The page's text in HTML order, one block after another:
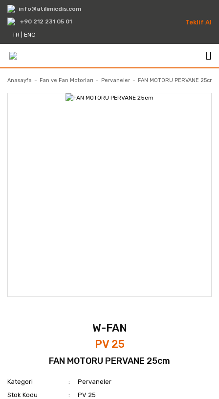
info@atilimicdis.com
+90 212 231 05 01
TR
ENG
Teklif Al
Anasayfa Fan ve Fan Motorları Pervaneler FAN MOTORU PERVANE 25cm
W-FAN
PV 25
FAN MOTORU PERVANE 25cm
Kategori
Pervaneler
Stok Kodu
PV 25